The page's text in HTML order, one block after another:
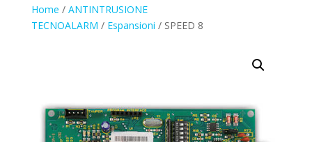
Home / ANTINTRUSIONE
TECNOALARM / Espansioni / SPEED 8